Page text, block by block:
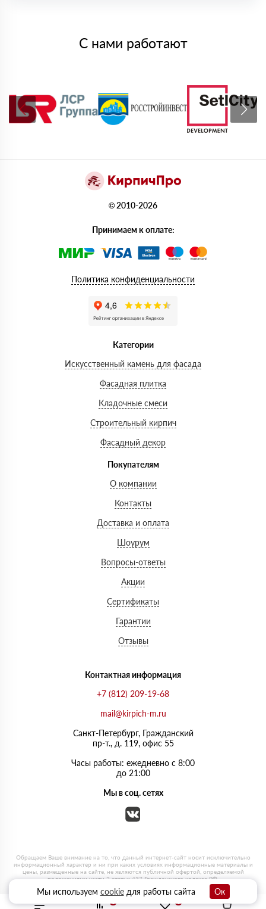
С нами работают
© 2010-2026
Принимаем к оплате:
Политика конфиденциальности
Категории
Искусственный камень для фасада
Фасадная плитка
Кладочные смеси
Строительный кирпич
Фасадный декор
Покупателям
О компании
Контакты
Доставка и оплата
Шоурум
Вопросы-ответы
Акции
Сертификаты
Гарантии
Отзывы
Контактная информация
+7 (812) 209-19-68
mail@kirpich-m.ru
Санкт-Петербург, Граждaнский
пр-т., д. 119, офис 55
Часы работы: ежедневно с 8:00
до 21:00
Мы в соц. сетях
Мы используем cookieдля работы сайта Ок